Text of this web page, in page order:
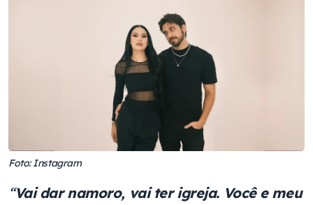
Foto: Instagram
“Vai dar namoro, vai ter igreja. Você e meu